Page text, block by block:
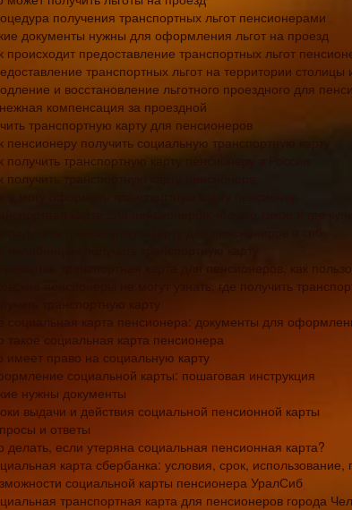
получения транспортных льгот пенсионерами
документы нужны для оформления льгот на проезд
происходит предоставление транспортных льгот
транспортных льгот на территории столицы
и восстановление льготного проездного для
компенсация за проездной
транспортную карту для пенсионеров
пенсионеру получить социальную транспортную карту
получить транспортную карту пенсионеру в России
получить транспортную карту пенсионера
транспортная карта для пенсионеров, как
пенсионеры не могут узнать, где получить
транспортную карту
социальная карта пенсионера: документы для
такое социальная карта пенсионера
имеет право на социальную карту
социальной карты: пошаговая инструкция
нужны документы
выдачи и действия социальной пенсионной карты
и ответы
делать, если утеряна социальная пенсионная карта?
карта сбербанка: условия, срок,
социальной карты пенсионера УралСиб
транспортная карта для пенсионеров города